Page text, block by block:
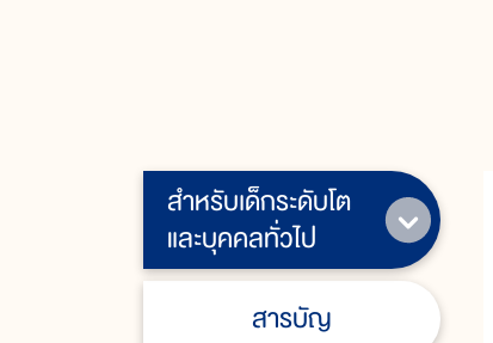
สำหรับเด็กระดับโต
และบุคคลทั่วไป
สารบัญ